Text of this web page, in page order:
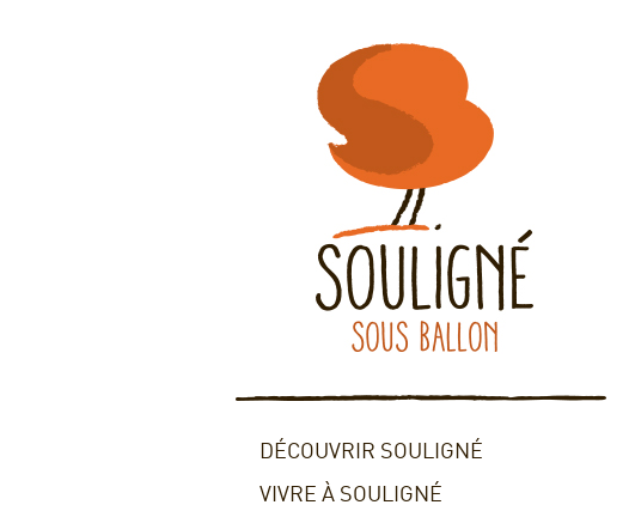
DÉCOUVRIR SOULIGNÉ
VIVRE À SOULIGNÉ